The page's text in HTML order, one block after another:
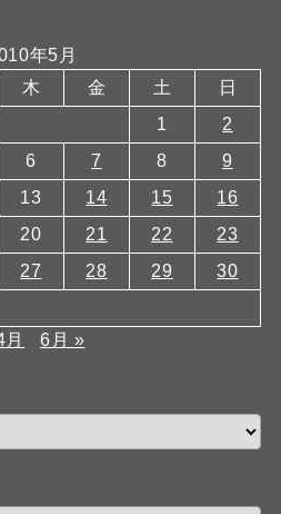
年5月
木 金 土
日
1
2
6 7 8
9
13 14 15
16
20 21 22
23
27 28 29
30
6月 »